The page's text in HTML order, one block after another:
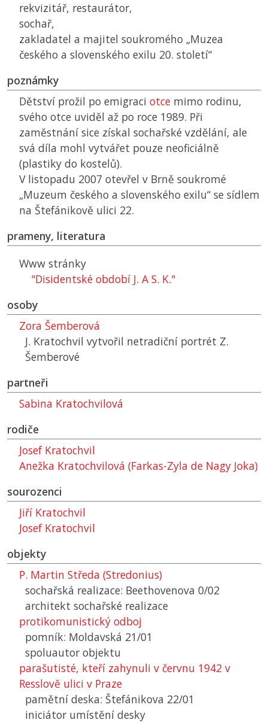
rekvizitář, restaurátor,
sochař,
zakladatel a majitel soukromého „Muzea
českého a slovenského exilu 20. století“
poznámky
Dětství prožil po emigraci otce mimo rodinu,
svého otce uviděl až po roce 1989. Při
zaměstnání sice získal sochařské vzdělání, ale
svá díla mohl vytvářet pouze neoficiálně
(plastiky do kostelů).
V listopadu 2007 otevřel v Brně soukromé
„Muzeum českého a slovenského exilu“ se sídlem
na Štefánikově ulici 22.
prameny, literatura
Www stránky
"Disidentské období J. A S. K."
osoby
Zora Šemberová
J. Kratochvil vytvořil netradiční portrét Z.
Šemberové
partneři
Sabina Kratochvilová
rodiče
Josef Kratochvil
Anežka Kratochvilová (Farkas-Zyla de Nagy Joka)
sourozenci
Jiří Kratochvil
Josef Kratochvil
objekty
P. Martin Středa (Stredonius)
sochařská realizace: Beethovenova 0/02
architekt sochařské realizace
protikomunistický odboj
pomník: Moldavská 21/01
spoluautor objektu
parašutisté, kteří zahynuli v červnu 1942 v
Resslově ulici v Praze
pamětní deska: Štefánikova 22/01
iniciátor umístění desky